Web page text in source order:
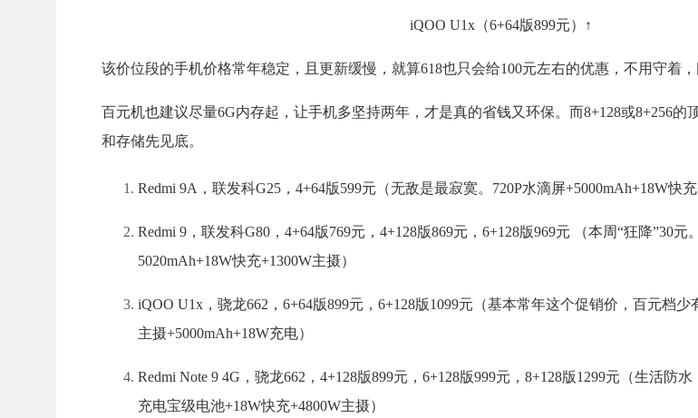
iQOO U1x（6+64版899元）↑
该价位段的手机价格常年稳定，且更新缓慢，就算618也只会给100元左右的优惠，不用守着，
百元机也建议尽量6G内存起，让手机多坚持两年，才是真的省钱又环保。而8+128或8+256的
和存储先见底。
Redmi 9A，联发科G25，4+64版599元（无敌是最寂寞。720P水滴屏+5000mAh+18W快
Redmi 9，联发科G80，4+64版769元，4+128版869元，6+128版969元 （本周“狂降”30
5020mAh+18W快充+1300W主摄）
iQOO U1x，骁龙662，6+64版899元，6+128版1099元（基本常年这个促销价，百元档
主摄+5000mAh+18W充电）
Redmi Note 9 4G，骁龙662，4+128版899元，6+128版999元，8+128版1299元（生活防
充电宝级电池+18W快充+4800W主摄）